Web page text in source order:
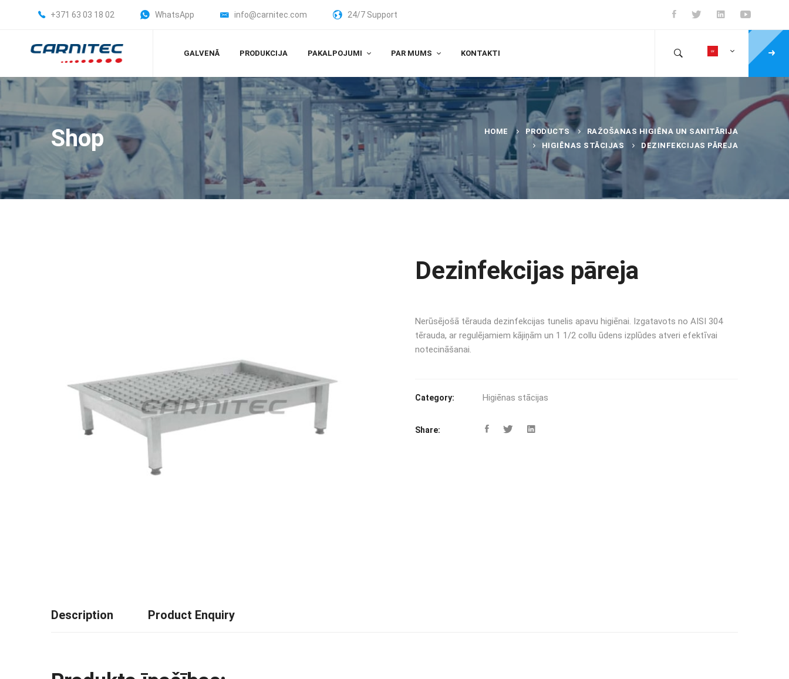
+371 63 03 18 02 WhatsApp info@carnitec.com 24/7 Support
GALVENĀ PRODUKCIJA PAKALPOJUMI PAR MUMS KONTAKTI
Shop HOME PRODUCTS
RAŽOŠANAS HIGIĒNA UN SANITĀRIJA
HIGIĒNAS STĀCIJAS
DEZINFEKCIJAS PĀREJA
Dezinfekcijas pāreja
Nerūsējošā tērauda dezinfekcijas tunelis apavu higiēnai. Izgatavots no AISI 304
tērauda, ar regulējamiem kājiņām un 1 1/2 collu ūdens izplūdes atveri efektīvai
notecināšanai.
Category: Higiēnas stācijas
Share:
Description Product Enquiry